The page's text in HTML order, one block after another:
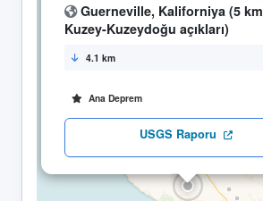
Guerneville, Kaliforniya (5 km
Kuzey-Kuzeydoğu açıkları)
4.1 km
Ana Deprem
USGS Raporu